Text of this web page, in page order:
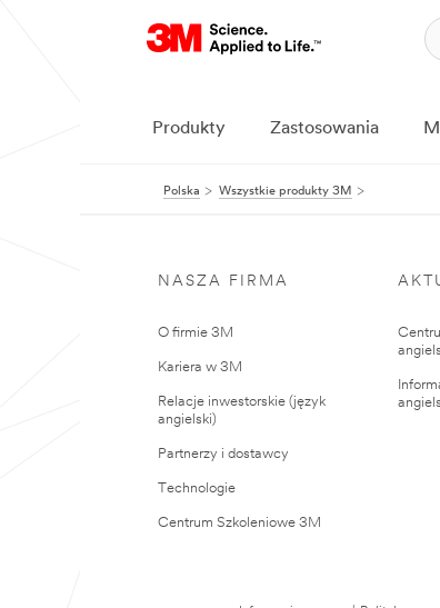
Produkty Zastosowania
Polska Wszystkie produkty 3M
NASZA FIRMA
O firmie 3M
Kariera w 3M
Relacje inwestorskie (język
angielski)
Partnerzy i dostawcy
Technologie
Centrum Szkoleniowe 3M